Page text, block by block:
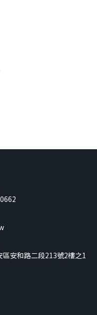
區安和路二段213號2樓之1